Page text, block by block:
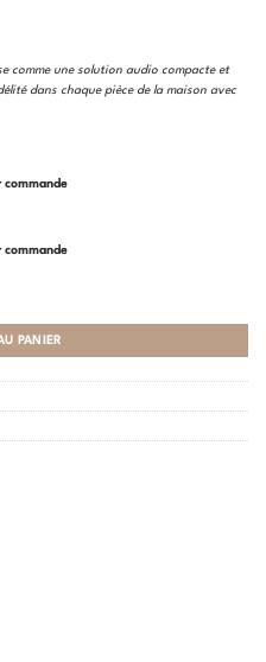
comme une solution audio compacte et
dans chaque pièce de la maison avec
commande
commande
PANIER